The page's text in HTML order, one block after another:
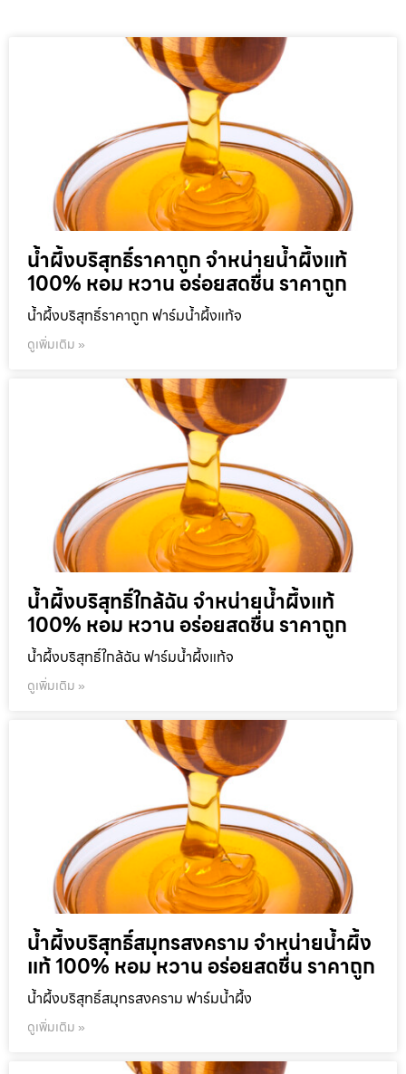
น้ำผึ้งบริสุทธิ์ราคาถูก จำหน่ายน้ำผึ้งแท้
100% หอม หวาน อร่อยสดชื่น ราคาถูก
น้ำผึ้งบริสุทธิ์ราคาถูก ฟาร์มน้ำผึ้งแท้จ
ดูเพิ่มเติม »
น้ำผึ้งบริสุทธิ์ใกล้ฉัน จำหน่ายน้ำผึ้งแท้
100% หอม หวาน อร่อยสดชื่น ราคาถูก
น้ำผึ้งบริสุทธิ์ใกล้ฉัน ฟาร์มน้ำผึ้งแท้จ
ดูเพิ่มเติม »
น้ำผึ้งบริสุทธิ์สมุทรสงคราม จำหน่ายน้ำผึ้ง
แท้ 100% หอม หวาน อร่อยสดชื่น ราคาถูก
น้ำผึ้งบริสุทธิ์สมุทรสงคราม ฟาร์มน้ำผึ้ง
ดูเพิ่มเติม »